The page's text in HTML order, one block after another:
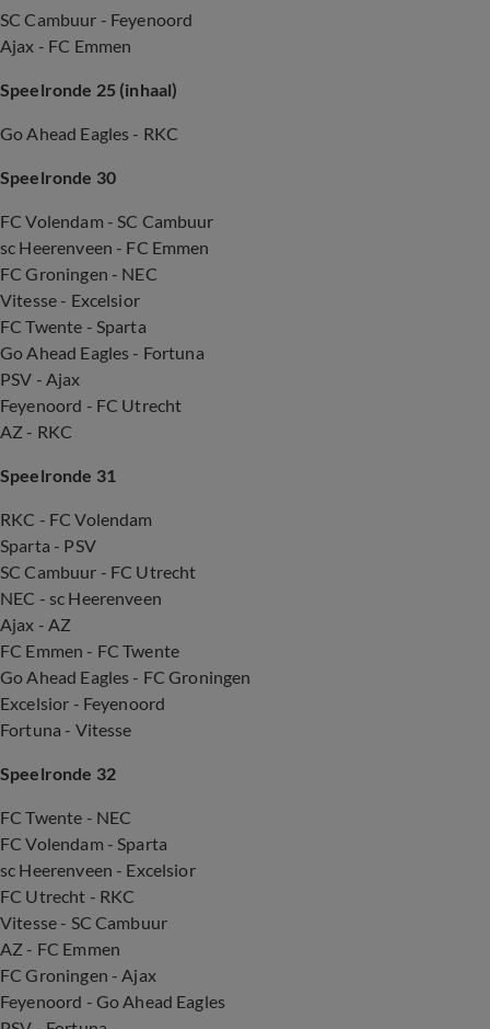
SC Cambuur - Feyenoord
Ajax - FC Emmen
Speelronde 25 (inhaal)
Go Ahead Eagles - RKC
Speelronde 30
FC Volendam - SC Cambuur
sc Heerenveen - FC Emmen
FC Groningen - NEC
Vitesse - Excelsior
FC Twente - Sparta
Go Ahead Eagles - Fortuna
PSV - Ajax
Feyenoord - FC Utrecht
AZ - RKC
Speelronde 31
RKC - FC Volendam
Sparta - PSV
SC Cambuur - FC Utrecht
NEC - sc Heerenveen
Ajax - AZ
FC Emmen - FC Twente
Go Ahead Eagles - FC Groningen
Excelsior - Feyenoord
Fortuna - Vitesse
Speelronde 32
FC Twente - NEC
FC Volendam - Sparta
sc Heerenveen - Excelsior
FC Utrecht - RKC
Vitesse - SC Cambuur
AZ - FC Emmen
FC Groningen - Ajax
Feyenoord - Go Ahead Eagles